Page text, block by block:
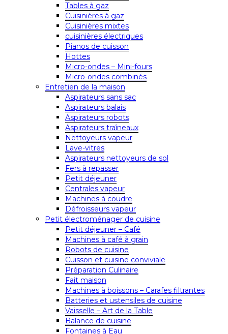
Tables à gaz
Cuisinières à gaz
Cuisinières mixtes
cuisinières électriques
Pianos de cuisson
Hottes
Micro-ondes – Mini-fours
Micro-ondes combinés
Entretien de la maison
Aspirateurs sans sac
Aspirateurs balais
Aspirateurs robots
Aspirateurs traîneaux
Nettoyeurs vapeur
Lave-vitres
Aspirateurs nettoyeurs de sol
Fers à repasser
Petit déjeuner
Centrales vapeur
Machines à coudre
Défroisseurs vapeur
Petit électroménager de cuisine
Petit déjeuner – Café
Machines à café à grain
Robots de cuisine
Cuisson et cuisine conviviale
Préparation Culinaire
Fait maison
Machines à boissons – Carafes filtrantes
Batteries et ustensiles de cuisine
Vaisselle – Art de la Table
Balance de cuisine
Fontaines à Eau